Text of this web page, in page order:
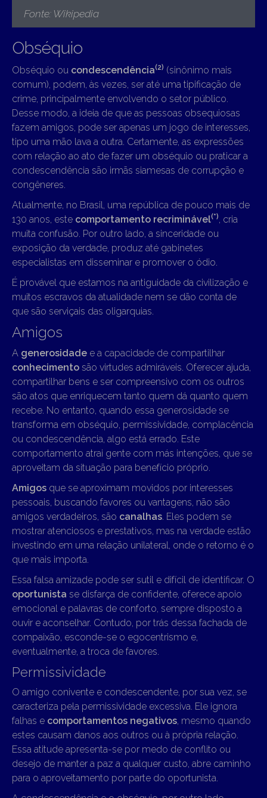
Fonte: Wikipedia
Obséquio
Obséquio ou condescendência(2) (sinônimo mais
comum), podem, às vezes, ser até uma tipificação de
crime, principalmente envolvendo o setor público.
Desse modo, a ideia de que as pessoas obsequiosas
fazem amigos, pode ser apenas um jogo de interesses,
tipo uma mão lava a outra. Certamente, as expressões
com relação ao ato de fazer um obséquio ou praticar a
condescendência são irmãs siamesas de corrupção e
congêneres.
Atualmente, no Brasil, uma república de pouco mais de
130 anos, este comportamento recriminável(*), cria
muita confusão. Por outro lado, a sinceridade ou
exposição da verdade, produz até gabinetes
especialistas em disseminar e promover o ódio.
É provável que estamos na antiguidade da civilização e
muitos escravos da atualidade nem se dão conta de
que são serviçais das oligarquias.
Amigos
A generosidade e a capacidade de compartilhar
conhecimento são virtudes admiráveis. Oferecer ajuda,
compartilhar bens e ser compreensivo com os outros
são atos que enriquecem tanto quem dá quanto quem
recebe. No entanto, quando essa generosidade se
transforma em obséquio, permissividade, complacência
ou condescendência, algo está errado. Este
comportamento atrai gente com más intenções, que se
aproveitam da situação para benefício próprio.
Amigos que se aproximam movidos por interesses
pessoais, buscando favores ou vantagens, não são
amigos verdadeiros, são canalhas. Eles podem se
mostrar atenciosos e prestativos, mas na verdade estão
investindo em uma relação unilateral, onde o retorno é o
que mais importa.
Essa falsa amizade pode ser sutil e difícil de identificar. O
oportunista se disfarça de confidente, oferece apoio
emocional e palavras de conforto, sempre disposto a
ouvir e aconselhar. Contudo, por trás dessa fachada de
compaixão, esconde-se o egocentrismo e,
eventualmente, a troca de favores.
Permissividade
O amigo conivente e condescendente, por sua vez, se
caracteriza pela permissividade excessiva. Ele ignora
falhas e comportamentos negativos, mesmo quando
estes causam danos aos outros ou à própria relação.
Essa atitude apresenta-se por medo de conflito ou
desejo de manter a paz a qualquer custo, abre caminho
para o aproveitamento por parte do oportunista.